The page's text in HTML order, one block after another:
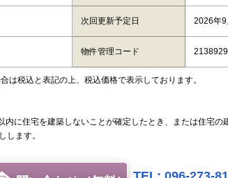
次回更新予定日 2026年9
物件管理コード
税込と表記の上、税込価格で表示しております。
に住宅を建築しないことが確定したとき、または住宅の
ます。